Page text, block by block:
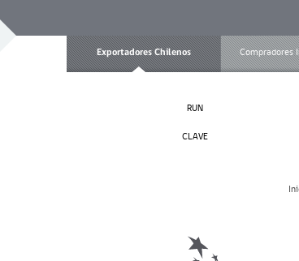
Exportadores Chilenos Compradores
RUN
CLAVE